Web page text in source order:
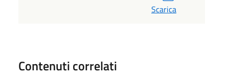
Scarica
Contenuti correlati